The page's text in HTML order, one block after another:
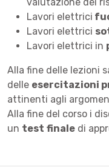
Lavori elettrici
Lavori elettrici
Lavori elettrici in
Alla fine delle lezioni
delle esercitazioni
attinenti agli
Alla fine del corso i
un test finale di